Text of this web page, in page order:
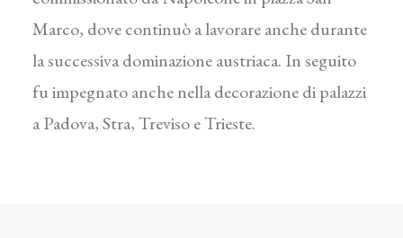
Marco, dove continuò a lavorare anche durante
la successiva dominazione austriaca. In seguito
fu impegnato anche nella decorazione di palazzi
a Padova, Stra, Treviso e Trieste.